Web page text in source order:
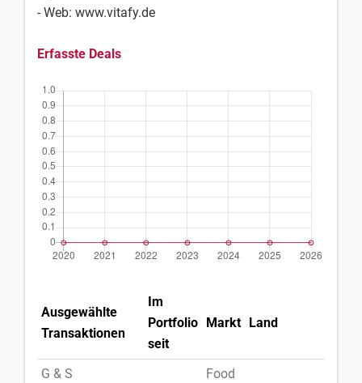
- Web: www.vitafy.de
Erfasste Deals
Ausgewählte
Transaktionen
Im
Portfolio
seit
Markt Land
G & S
Food